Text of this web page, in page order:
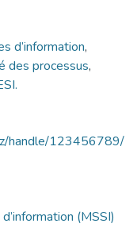
d’information,
des processus,
handle/123456789/
(MSSI)